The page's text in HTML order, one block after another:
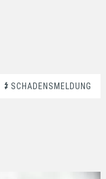
SCHADENSMELDUNG